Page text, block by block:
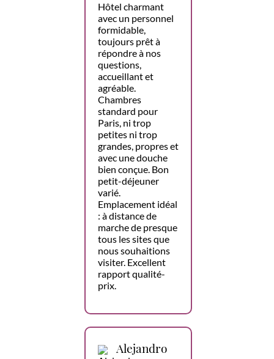
Hôtel charmant
avec un personnel
formidable,
toujours prêt à
répondre à nos
questions,
accueillant et
agréable.
Chambres
standard pour
Paris, ni trop
petites ni trop
grandes, propres et
avec une douche
bien conçue. Bon
petit-déjeuner
varié.
Emplacement idéal
: à distance de
marche de presque
tous les sites que
nous souhaitions
visiter. Excellent
rapport qualité-
prix.
Alejandro